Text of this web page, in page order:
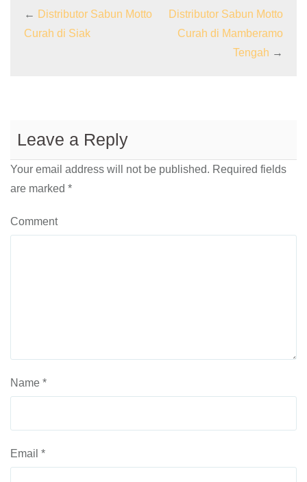
← Distributor Sabun Motto
Curah di Siak
Distributor Sabun Motto
Curah di Mamberamo
Tengah →
Leave a Reply
Your email address will not be published. Required fields
are marked *
Comment
Name *
Email *